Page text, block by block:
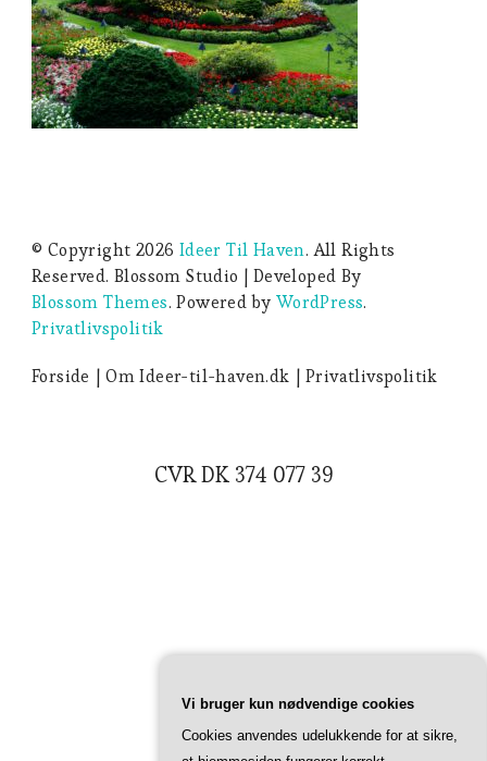
© Copyright 2026 Ideer Til Haven. All Rights
Reserved.Blossom Studio | Developed By
Blossom Themes. Powered by WordPress.
Privatlivspolitik
Forside Om Ideer-til-haven.dk Privatlivspolitik
CVR DK 374 077 39
Vi bruger kun nødvendige cookies
Cookies anvendes udelukkende for at sikre,